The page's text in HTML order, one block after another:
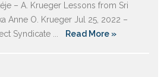
– A. Krueger Lessons from Sri
Anne O. Krueger Jul 25, 2022 –
Syndicate ...
Read More »